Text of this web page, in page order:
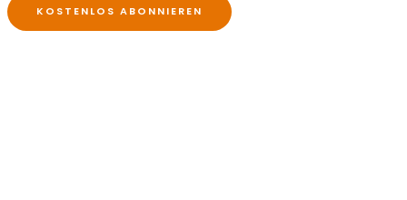
KOSTENLOS ABONNIEREN